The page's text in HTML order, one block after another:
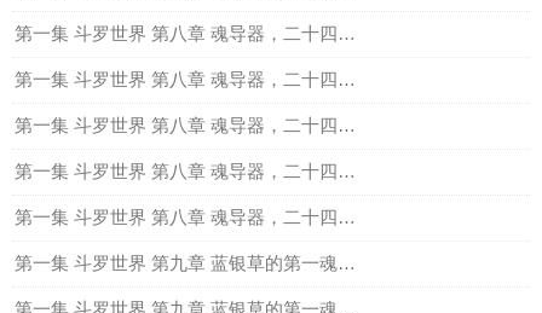
第一集 斗罗世界 第八章 魂导器，二十四桥明月夜（一）
第一集 斗罗世界 第八章 魂导器，二十四桥明月夜二
第一集 斗罗世界 第八章 魂导器，二十四桥明月夜三
第一集 斗罗世界 第八章 魂导器，二十四桥明月夜四
第一集 斗罗世界 第八章 魂导器，二十四桥明月夜五
第一集 斗罗世界 第九章 蓝银草的第一魂环（一）